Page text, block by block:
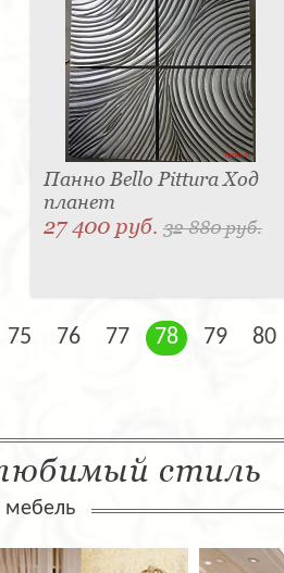
Панно Bello Pittura Ход
планет
27 400 руб. 32 880 руб.
75 76 77 78 79 80
стиль
мебель